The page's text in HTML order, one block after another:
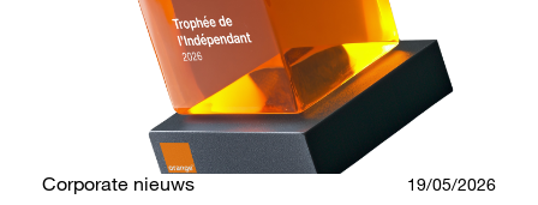
Corporate nieuws 19/05/2026